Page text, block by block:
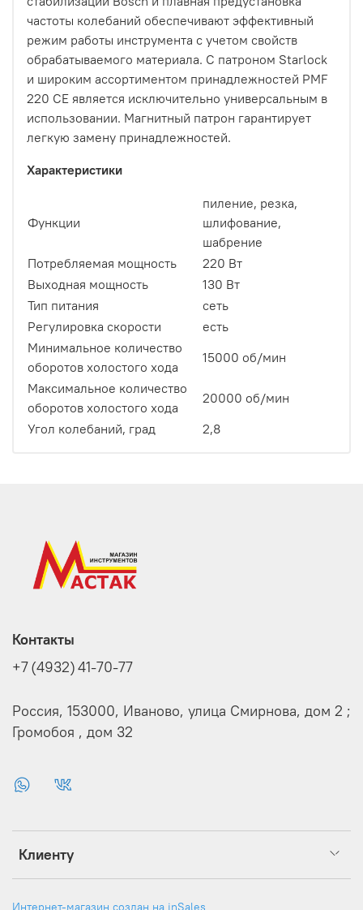
частоты колебаний обеспечивают эффективный
режим работы инструмента с учетом свойств
обрабатываемого материала. С патроном Starlock
и широким ассортиментом принадлежностей PMF
220 CE является исключительно универсальным в
использовании. Магнитный патрон гарантирует
легкую замену принадлежностей.
Характеристики
Функции
пиление, резка,
шлифование,
шабрение
Потребляемая мощность
220 Вт
Выходная мощность
130 Вт
Тип питания
сеть
Регулировка скорости
есть
Минимальное количество
оборотов холостого хода
15000 об/мин
Максимальное количество
оборотов холостого хода
20000 об/мин
Угол колебаний, град
2,8
Клиенту
Контакты
+7 (4932) 41-70-77
Россия, 153000, Иваново, улица Смирнова, дом 2 ;
Громобоя , дом 32
Интернет-магазин создан на inSales